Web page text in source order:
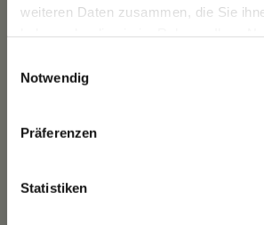
weiteren Daten zusammen, die Sie
Notwendig
Präferenzen
Statistiken